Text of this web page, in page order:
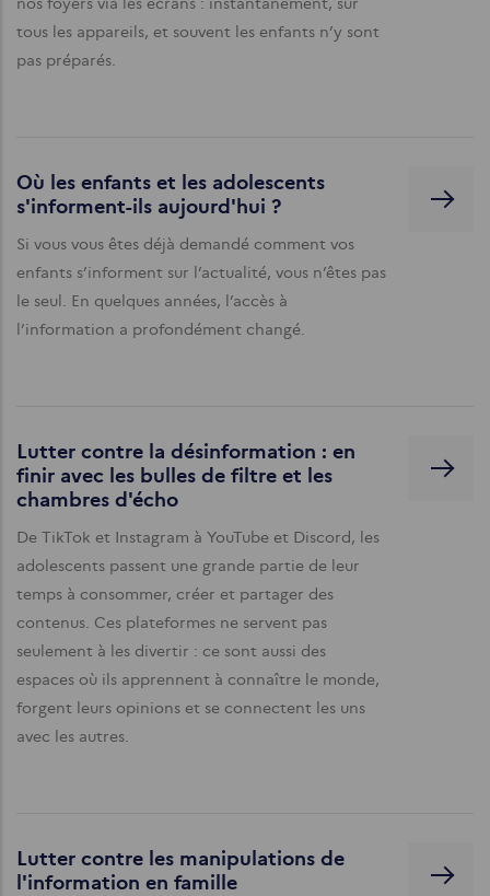
tous les appareils, et souvent les enfants n’y sont
pas préparés.
Où les enfants et les adolescents
s'informent-ils aujourd'hui ?
Si vous vous êtes déjà demandé comment vos
enfants s’informent sur l’actualité, vous n’êtes pas
le seul. En quelques années, l’accès à
l’information a profondément changé.
Lutter contre la désinformation : en
finir avec les bulles de filtre et les
chambres d'écho
De TikTok et Instagram à YouTube et Discord, les
adolescents passent une grande partie de leur
temps à consommer, créer et partager des
contenus. Ces plateformes ne servent pas
seulement à les divertir : ce sont aussi des
espaces où ils apprennent à connaître le monde,
forgent leurs opinions et se connectent les uns
avec les autres.
Lutter contre les manipulations de
l'information en famille